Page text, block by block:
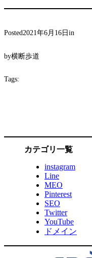
Posted2021年6月16日in
by横断歩道
Tags:
カテゴリ一覧
instagram
Line
MEO
Pinterest
SEO
Twitter
YouTube
ドメイン